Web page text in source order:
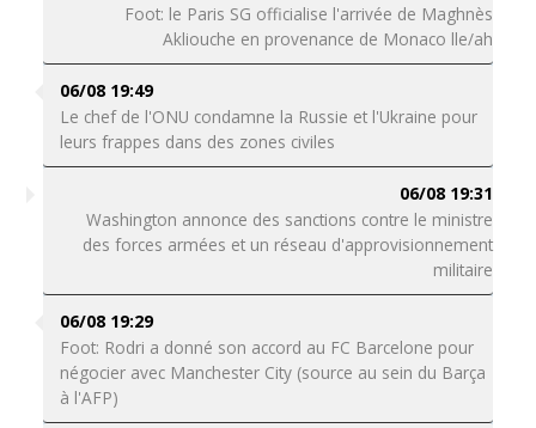
Foot: le Paris SG officialise l'arrivée de Maghnès
Akliouche en provenance de Monaco lle/ah
06/08 19:49
Le chef de l'ONU condamne la Russie et l'Ukraine pour
leurs frappes dans des zones civiles
06/08 19:31
Washington annonce des sanctions contre le ministre
des forces armées et un réseau d'approvisionnement
militaire
06/08 19:29
Foot: Rodri a donné son accord au FC Barcelone pour
négocier avec Manchester City (source au sein du Barça
à l'AFP)